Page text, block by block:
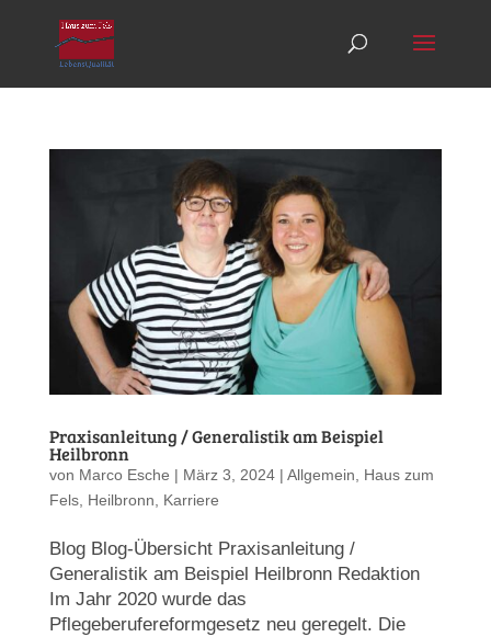
Praxisanleitung / Generalistik am Beispiel
Heilbronn
von Marco Esche | März 3, 2024| Allgemein
Haus zum
Fels, Heilbronn Karriere
Blog Blog-Übersicht Praxisanleitung /
Generalistik am Beispiel Heilbronn Redaktion
Im Jahr 2020 wurde das
Pflegeberufereformgesetz neu geregelt. Die